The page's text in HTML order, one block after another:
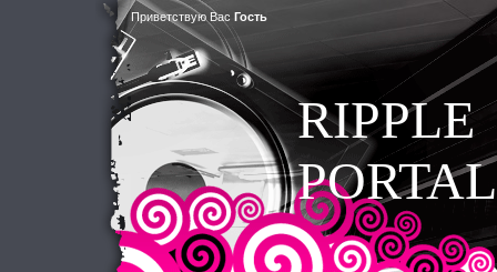
Приветствую Вас Гость
RIPPLE
PORTAL